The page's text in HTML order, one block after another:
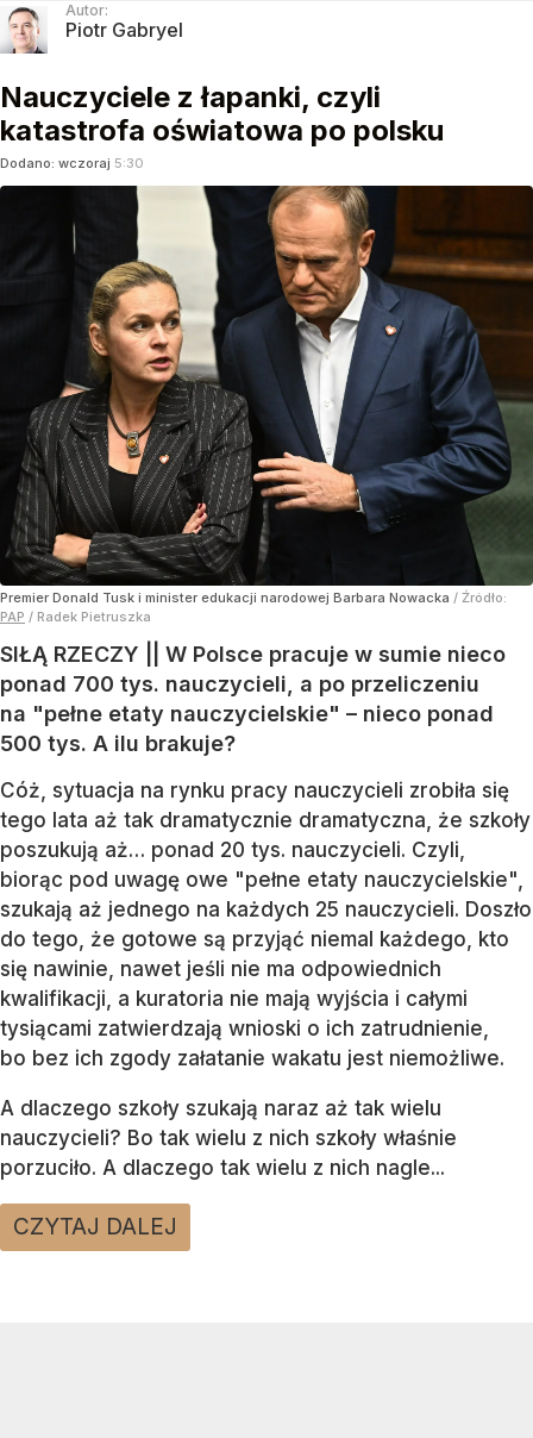
Autor:
Piotr Gabryel
Nauczyciele z łapanki, czyli
katastrofa oświatowa po polsku
Dodano: wczoraj 5:30
Premier Donald Tusk i minister edukacji narodowej Barbara Nowacka / Źródło:
PAP / Radek Pietruszka
SIŁĄ RZECZY || W Polsce pracuje w sumie nieco
ponad 700 tys. nauczycieli, a po przeliczeniu
na "pełne etaty nauczycielskie" – nieco ponad
500 tys. A ilu brakuje?
Cóż, sytuacja na rynku pracy nauczycieli zrobiła się
tego lata aż tak dramatycznie dramatyczna, że szkoły
poszukują aż… ponad 20 tys. nauczycieli. Czyli,
biorąc pod uwagę owe "pełne etaty nauczycielskie",
szukają aż jednego na każdych 25 nauczycieli. Doszło
do tego, że gotowe są przyjąć niemal każdego, kto
się nawinie, nawet jeśli nie ma odpowiednich
kwalifikacji, a kuratoria nie mają wyjścia i całymi
tysiącami zatwierdzają wnioski o ich zatrudnienie,
bo bez ich zgody załatanie wakatu jest niemożliwe.
A dlaczego szkoły szukają naraz aż tak wielu
nauczycieli? Bo tak wielu z nich szkoły właśnie
porzuciło. A dlaczego tak wielu z nich nagle...
CZYTAJ DALEJ